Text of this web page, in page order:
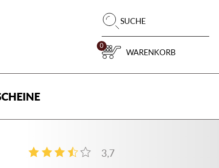
SUCHE
0
WARENKORB
3,7
3